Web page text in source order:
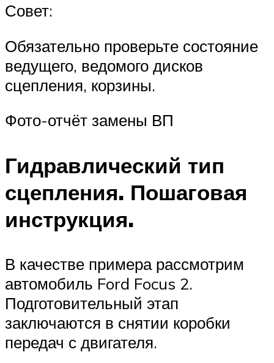
Совет:
Обязательно проверьте состояние
ведущего, ведомого дисков
сцепления, корзины.
Фото-отчёт замены ВП
Гидравлический тип
сцепления. Пошаговая
инструкция.
В качестве примера рассмотрим
автомобиль Ford Focus 2.
Подготовительный этап
заключаются в снятии коробки
передач с двигателя.